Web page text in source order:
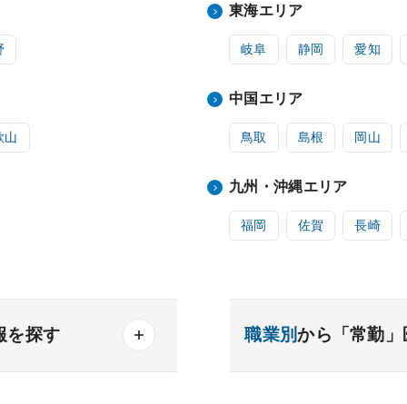
東海エリア
岐阜 静岡 愛知
山
中国エリア
鳥取 島根 岡山
九州・沖縄エリア
福岡 佐賀 長崎
を探す 職業別から「常勤